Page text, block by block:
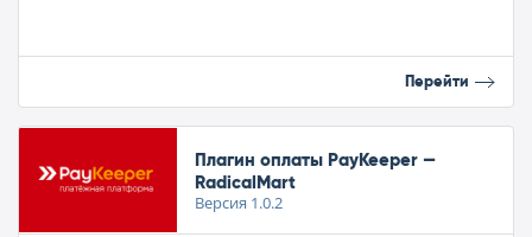
Перейти
Плагин оплаты PayKeeper —
RadicalMart
Версия 1.0.2